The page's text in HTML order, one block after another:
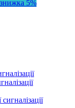
знижка 5%